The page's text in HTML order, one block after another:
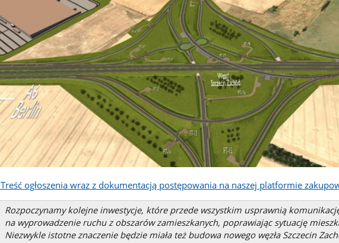
Treść ogłoszenia wraz z dokumentacją postępowania na naszej platformie
Rozpoczynamy kolejne inwestycje, które przede wszystkim usprawnią
na wyprowadzenie ruchu z obszarów zamieszkanych, poprawiając sytuację
Niezwykle istotne znaczenie będzie miała też budowa nowego węzła Szczecin